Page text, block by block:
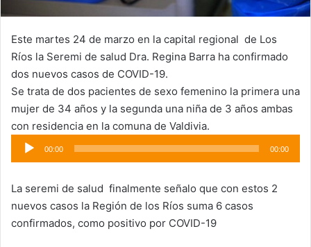
Este martes 24 de marzo en la capital regional de Los
Ríos la Seremi de salud Dra. Regina Barra ha confirmado
dos nuevos casos de COVID-19.
Se trata de dos pacientes de sexo femenino la primera una
mujer de 34 años y la segunda una niña de 3 años ambas
con residencia en la comuna de Valdivia.
Reproductor
de
00:00 00:00
La seremi de salud finalmente señalo que con estos 2
nuevos casos la Región de los Ríos suma 6 casos
confirmados, como positivo por COVID-19